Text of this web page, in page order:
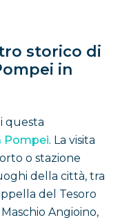
storico di
in
questa
Pompei. La visita
o stazione
della città, tra
del Tesoro
Angioino,